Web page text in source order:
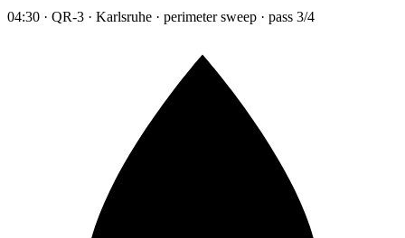
04:30 · QR-3 · Karlsruhe · perimeter sweep · pass 3/4